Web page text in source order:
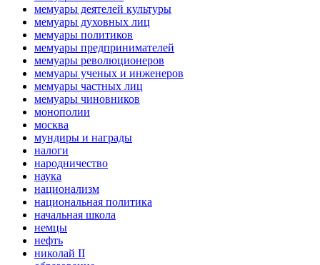
мемуары деятелей культуры
мемуары духовных лиц
мемуары политиков
мемуары предпринимателей
мемуары революционеров
мемуары ученых и инженеров
мемуары частных лиц
мемуары чиновников
монополии
москва
мундиры и награды
налоги
народничество
наука
национализм
национальная политика
начальная школа
немцы
нефть
николай II